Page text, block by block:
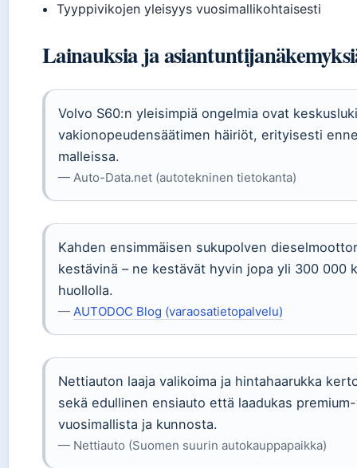
Tyyppivikojen yleisyys vuosimallikohtaisesti
Lainauksia ja
Volvo S60:n yleisimpiä ongelmia ovat
vakionopeudensäätimen häiriöt, erityisesti
malleissa.
— Auto-Data.net (autotekninen tietokanta)
Kahden ensimmäisen sukupolven
kestävinä – ne kestävät hyvin jopa yli 300 000
huollolla.
— AUTODOC Blog (varaosatietopalvelu)
Nettiauton laaja valikoima ja hintahaarukka
sekä edullinen ensiauto että laadukas
vuosimallista ja kunnosta.
— Nettiauto (Suomen suurin autokauppapaikka)